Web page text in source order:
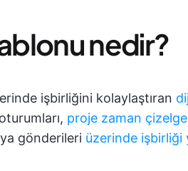
nedir?
işbirliğini kolaylaştıran
proje zaman
gönderileri üzerinde işbirliği